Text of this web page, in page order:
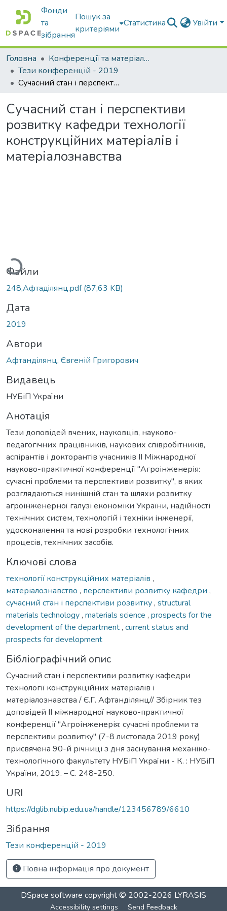
Фонди
та
зібрання
Пошук за
критеріями
Статистика Увійти
Головна
Конференції та матеріали конференцій
Тези конференцій - 2019
Сучасний стан і перспективи розвитку кафедри технології конструкційних матеріалів і матеріалознавства
Сучасний стан і перспективи
розвитку кафедри технології
конструкційних матеріалів і
матеріалознавства
Файли
248,Афтадiлянц.pdf(87,63 KB)
Дата
2019
Автори
Афтанділянц, Євгеній Григорович
Видавець
НУБіП України
Анотація
Тези доповідей вчених, науковців, науково-
педагогічних працівників, наукових співробітників,
аспірантів і докторантів учасників ІІ Міжнародної
науково-практичної конференції "Агроінженерія:
сучасні проблеми та перспективи розвитку", в яких
розглядаються нинішній стан та шляхи розвитку
агроінженерної галузі економіки України, надійності
технічних систем, технологій і техніки інженерії,
удосконалення та нові розробки технологічних
процесів, технічних засобів.
Ключові слова
технології конструкційних матеріалів ,
матеріалознавство , перспективи розвитку кафедри ,
сучасний стан і перспективи розвитку, structural
materials technology, materials science , prospects for the
development of the department, current status and
prospects for development
Бібліографічний опис
Сучасний стан і перспективи розвитку кафедри
технології конструкційних матеріалів і
матеріалознавства / Є.Г. Афтанділянц// Збірник тез
доповідей ІІ міжнародної науково-практичної
конференції "Агроінженерія: сучасні проблеми та
перспективи розвитку" (7-8 листопада 2019 року)
присвячена 90-й річниці з дня заснування механіко-
технологічного факультету НУБіП України - К. : НУБіП
України, 2019. – С. 248-250.
URI
https://dglib.nubip.edu.ua/handle/123456789/6610
Зібрання
Тези конференцій - 2019
Повна інформація про документ
DSpace software copyright © 2002-2026 LYRASIS
Accessibility settings Send Feedback